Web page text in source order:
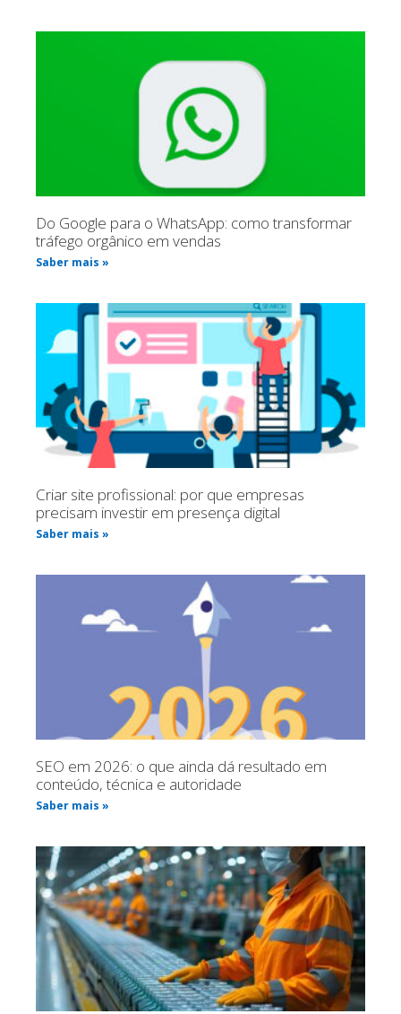
Do Google para o WhatsApp: como transformar
tráfego orgânico em vendas
Saber mais »
Criar site profissional: por que empresas
precisam investir em presença digital
Saber mais »
SEO em 2026: o que ainda dá resultado em
conteúdo, técnica e autoridade
Saber mais »